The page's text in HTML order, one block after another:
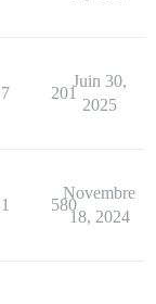
7 201
Juin 30,
2025
1 580
Novembre
18, 2024